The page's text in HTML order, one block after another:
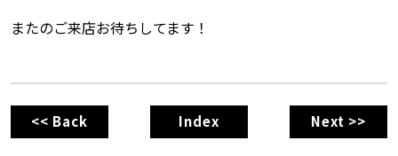
またのご来店お待ちしてます！
<< Back Index Next >>